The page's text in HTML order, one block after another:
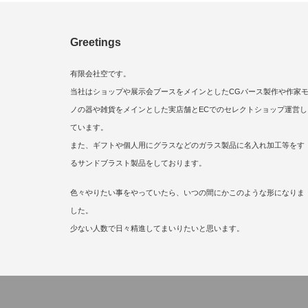
Greetings
有限会社空です。
当社はショップや展示会ブースをメインとしたCGパース製作や作家モ
ノの器や雑貨をメインとした実店舗とECでのセレクトショップ運営し
ています。
また、ギフトや個人用にグラスなどのガラス製品に名入れ加工等をす
るサンドブラスト製品をしております。
色々やりたい事をやっていたら、いつの間にかこのような形になりま
した。
少ない人数で日々精進してまいりたいと思います。